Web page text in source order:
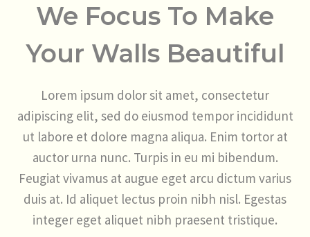
We Focus To Make
Your Walls Beautiful
Lorem ipsum dolor sit amet, consectetur
adipiscing elit, sed do eiusmod tempor incididunt
ut labore et dolore magna aliqua. Enim tortor at
auctor urna nunc. Turpis in eu mi bibendum.
Feugiat vivamus at augue eget arcu dictum varius
duis at. Id aliquet lectus proin nibh nisl. Egestas
integer eget aliquet nibh praesent tristique.